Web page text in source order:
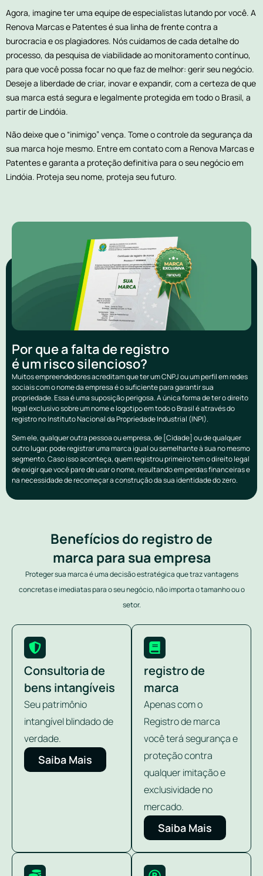
Agora, imagine ter uma equipe de especialistas lutando por você. A
Renova Marcas e Patentes é sua linha de frente contra a
burocracia e os plagiadores. Nós cuidamos de cada detalhe do
processo, da pesquisa de viabilidade ao monitoramento contínuo,
para que você possa focar no que faz de melhor: gerir seu negócio.
Deseje a liberdade de criar, inovar e expandir, com a certeza de que
sua marca está segura e legalmente protegida em todo o Brasil, a
partir de Lindóia.
Não deixe que o “inimigo” vença. Tome o controle da segurança da
sua marca hoje mesmo. Entre em contato com a Renova Marcas e
Patentes e garanta a proteção definitiva para o seu negócio em
Lindóia. Proteja seu nome, proteja seu futuro.
Por que a falta de registro
é um risco silencioso?
Muitos empreendedores acreditam que ter um CNPJ ou um perfil em redes
sociais com o nome da empresa é o suficiente para garantir sua
propriedade. Essa é uma suposição perigosa. A única forma de ter o direito
legal exclusivo sobre um nome e logotipo em todo o Brasil é através do
registro no Instituto Nacional da Propriedade Industrial (INPI).
Sem ele, qualquer outra pessoa ou empresa, de [Cidade] ou de qualquer
outro lugar, pode registrar uma marca igual ou semelhante à sua no mesmo
segmento. Caso isso aconteça, quem registrou primeiro tem o direito legal
de exigir que você pare de usar o nome, resultando em perdas financeiras e
na necessidade de recomeçar a construção da sua identidade do zero.
Benefícios do registro de
marca para sua empresa
Proteger sua marca é uma decisão estratégica que traz vantagens
concretas e imediatas para o seu negócio, não importa o tamanho ou o
setor.
Consultoria de
bens intangíveis
Seu patrimônio
intangível blindado de
verdade.
Saiba Mais
registro de
marca
Apenas com o
Registro de marca
você terá segurança e
proteção contra
qualquer imitação e
exclusividade no
mercado.
Saiba Mais